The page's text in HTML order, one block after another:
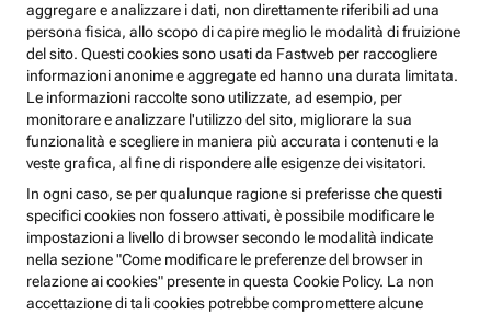
aggregare e analizzare i dati, non direttamente riferibili ad una
persona fisica, allo scopo di capire meglio le modalità di fruizione
del sito. Questi cookies sono usati da Fastweb per raccogliere
informazioni anonime e aggregate ed hanno una durata limitata.
Le informazioni raccolte sono utilizzate, ad esempio, per
monitorare e analizzare l'utilizzo del sito, migliorare la sua
funzionalità e scegliere in maniera più accurata i contenuti e la
veste grafica, al fine di rispondere alle esigenze dei visitatori.
In ogni caso, se per qualunque ragione si preferisse che questi
specifici cookies non fossero attivati, è possibile modificare le
impostazioni a livello di browser secondo le modalità indicate
nella sezione "Come modificare le preferenze del browser in
relazione ai cookies" presente in questa Cookie Policy. La non
accettazione di tali cookies potrebbe compromettere alcune